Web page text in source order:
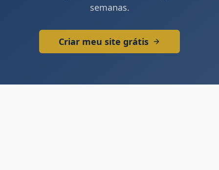
semanas.
Criar meu site grátis